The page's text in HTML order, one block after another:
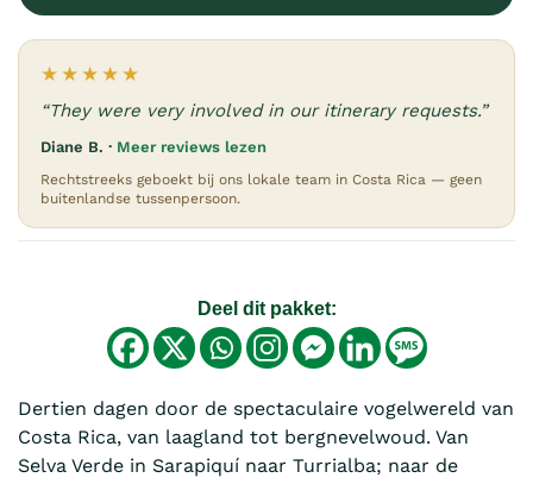
★★★★★
“They were very involved in our itinerary requests.”
Diane B. · Meer reviews lezen
Rechtstreeks geboekt bij ons lokale team in Costa Rica — geen
buitenlandse tussenpersoon.
Deel dit pakket:
Dertien dagen door de spectaculaire vogelwereld van
Costa Rica, van laagland tot bergnevelwoud. Van
Selva Verde in Sarapiquí naar Turrialba; naar de